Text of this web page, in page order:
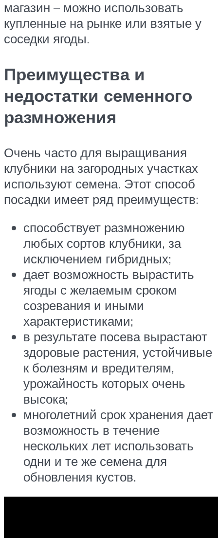
магазин – можно использовать
купленные на рынке или взятые у
соседки ягоды.
Преимущества и
недостатки семенного
размножения
Очень часто для выращивания
клубники на загородных участках
используют семена. Этот способ
посадки имеет ряд преимуществ:
способствует размножению
любых сортов клубники, за
исключением гибридных;
дает возможность вырастить
ягоды с желаемым сроком
созревания и иными
характеристиками;
в результате посева вырастают
здоровые растения, устойчивые
к болезням и вредителям,
урожайность которых очень
высока;
многолетний срок хранения дает
возможность в течение
нескольких лет использовать
одни и те же семена для
обновления кустов.